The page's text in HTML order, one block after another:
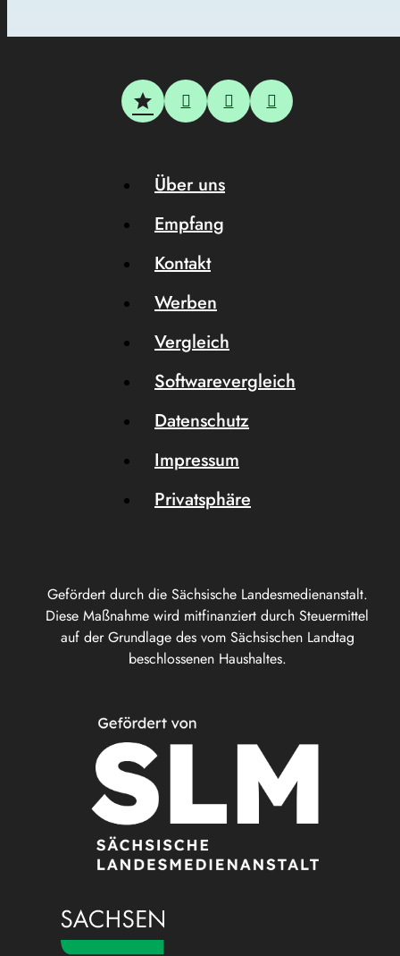
Gefördert durch die Sächsische Landesmedienanstalt.
Diese Maßnahme wird mitfinanziert durch Steuermittel
auf der Grundlage des vom Sächsischen Landtag
beschlossenen Haushaltes.
Über uns
Empfang
Kontakt
Werben
Vergleich
Softwarevergleich
Datenschutz
Impressum
Privatsphäre